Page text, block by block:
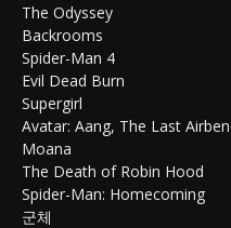
The Odyssey
Backrooms
Spider-Man 4
Evil Dead Burn
Supergirl
Avatar: Aang, The Last
Moana
The Death of Robin Hood
Spider-Man: Homecoming
군체